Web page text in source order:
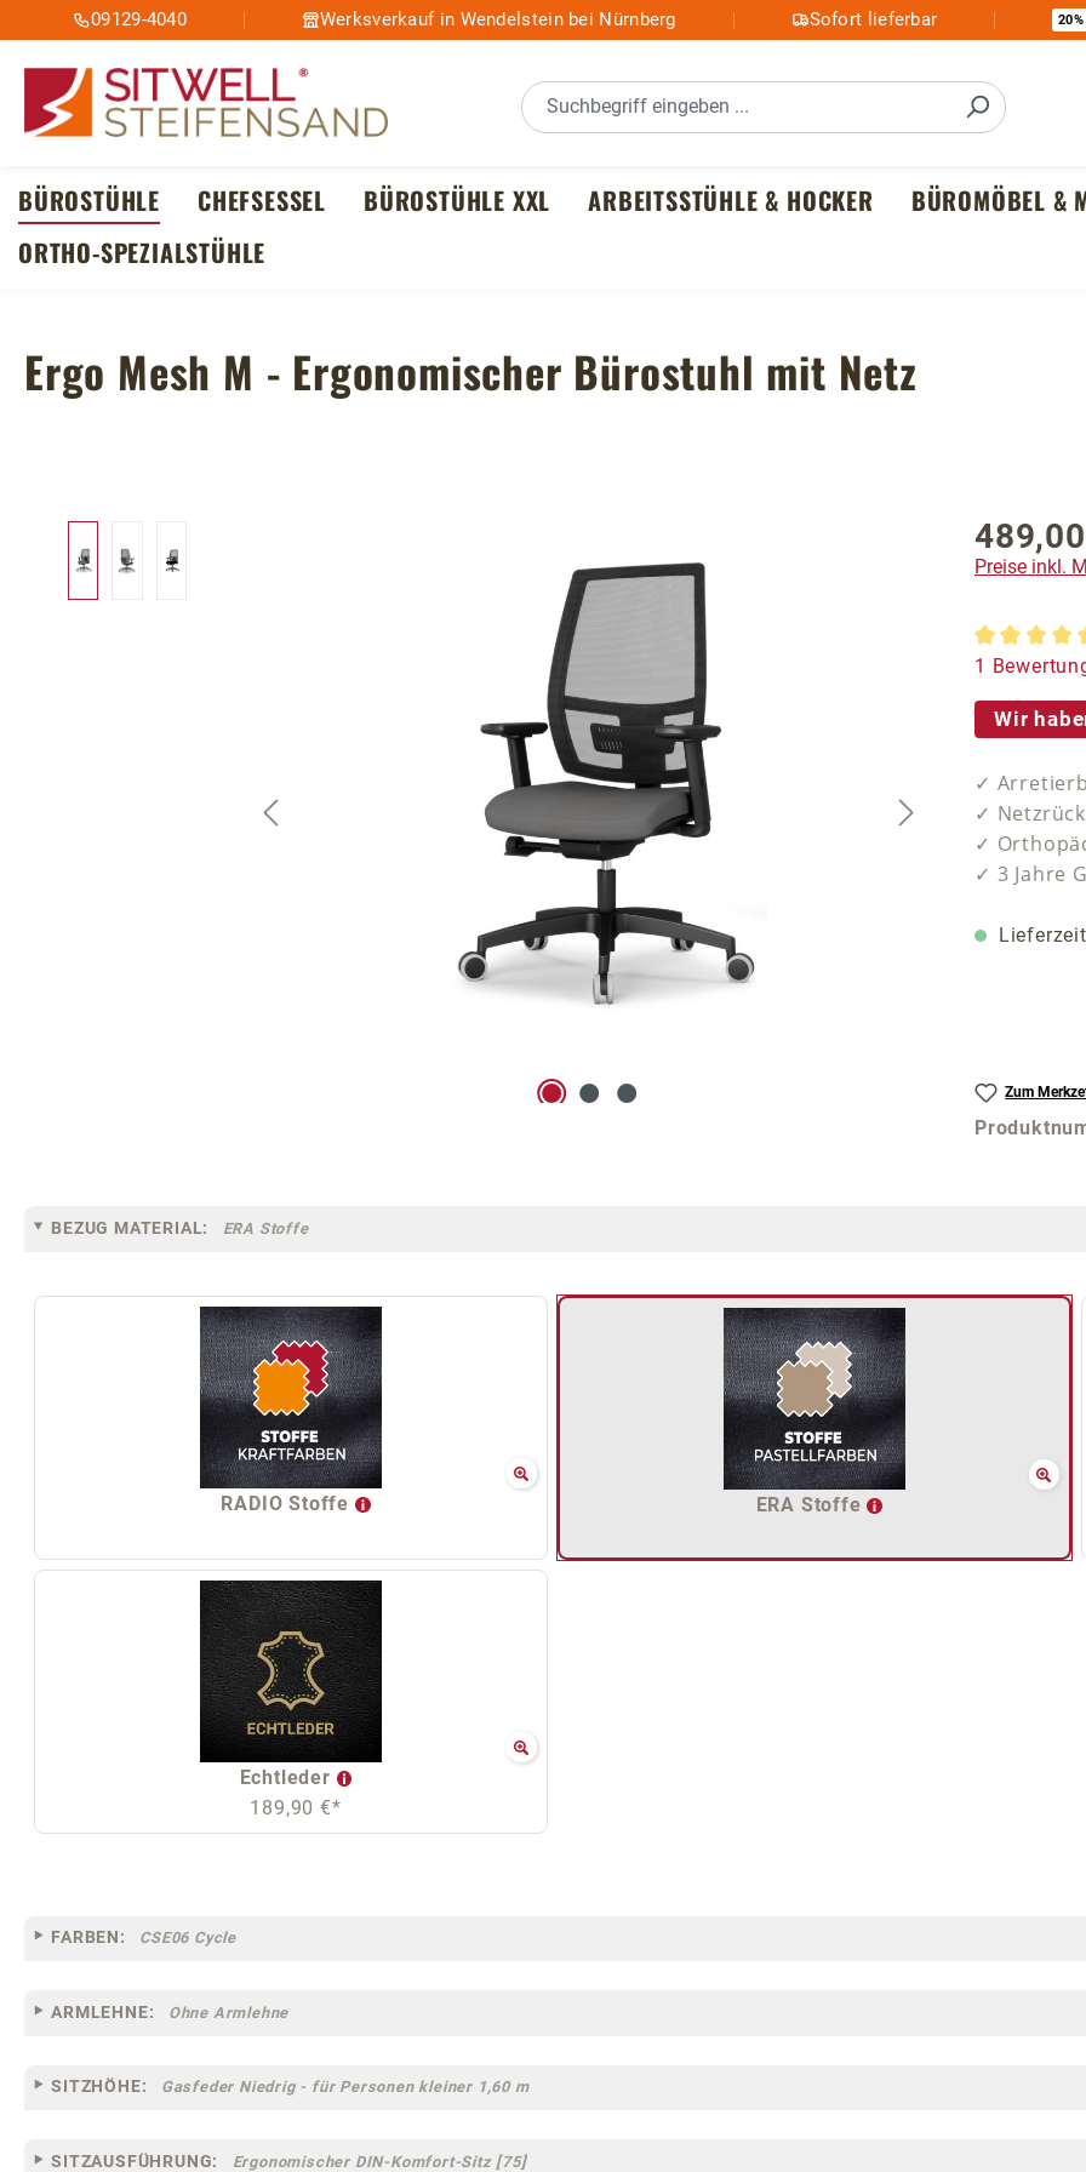
Hauptinhalt springen
Zur Suche springen
Zur Hauptnavigation springen
09129-4040 Werksverkauf in Wendelstein bei Nürnberg Sofort lieferbar 20%
BÜROSTÜHLE CHEFSESSEL BÜROSTÜHLE XXL ARBEITSSTÜHLE & HOCKER BÜROMÖBEL &
ORTHO-SPEZIALSTÜHLE
Ergo Mesh M - Ergonomischer Bürostuhl mit Netz
Regulärer
Preise inkl.
1
Wir
✓
✓
✓
✓ 3 Jahre
Zum
BEZUG MATERIAL: ERA Stoffe
RADIO Stoffe ERA Stoffe
Echtleder
189,90 €*
FARBEN: CSE06 Cycle
ARMLEHNE: Ohne Armlehne
SITZHÖHE: Gasfeder Niedrig - für Personen kleiner 1,60 m
SITZAUSFÜHRUNG: Ergonomischer DIN-Komfort-Sitz [75]